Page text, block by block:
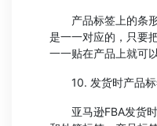
产品标签上的条形
是一一对应的，只要
一一贴在产品上就可以
10. 发货时产品标
亚马逊FBA发货时